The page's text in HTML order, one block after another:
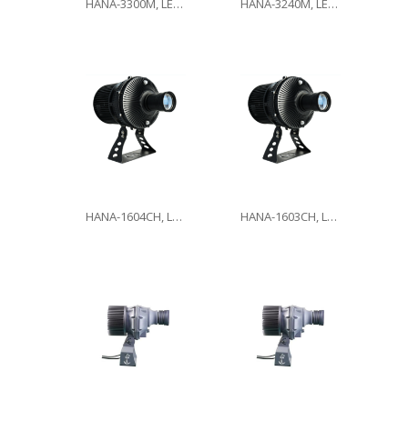
HANA-3300M, LED300W HANA-3240M, LED240W
HANA-1604CH, LED160W HANA-1603CH, LED160W